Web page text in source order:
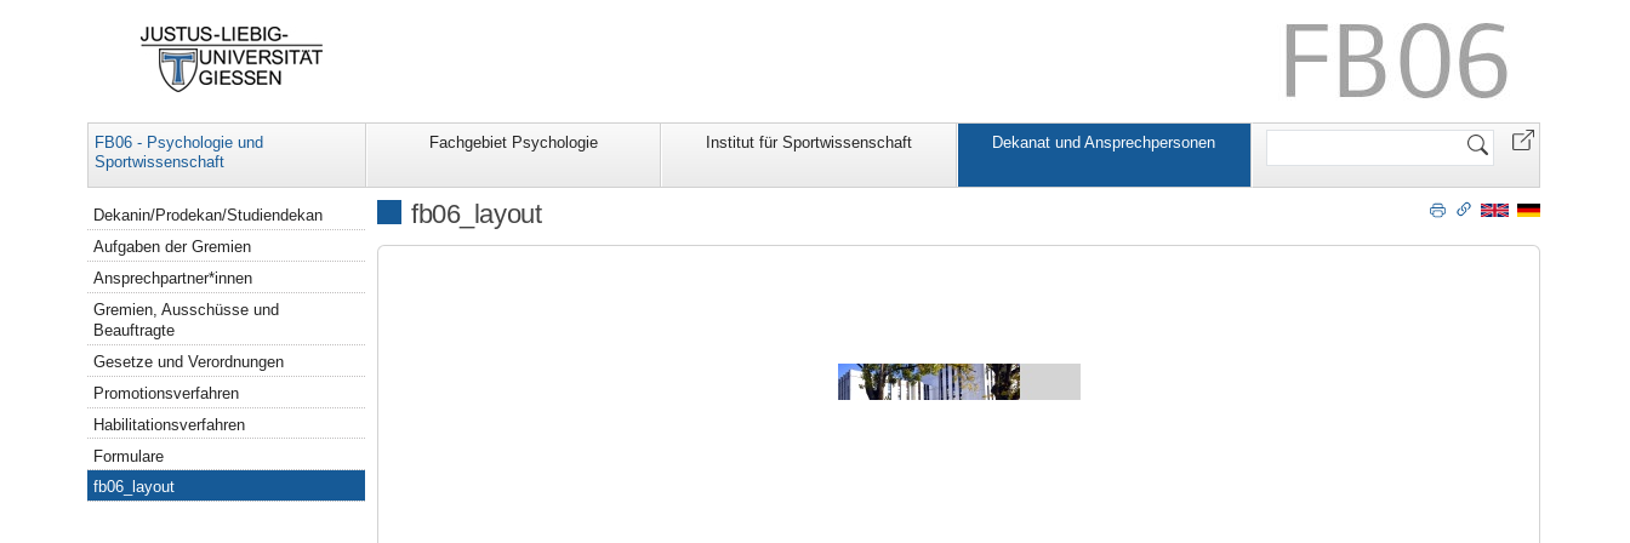
FB06 - Psychologie und
Sportwissenschaft
Fachgebiet Psychologie Institut für Sportwissenschaft Dekanat und Ansprechpersonen
Website
fb06_layout
Navigation
Dekanin/Prodekan/Studiendekan
Aufgaben der Gremien
Ansprechpartner*innen
Gremien, Ausschüsse und
Beauftragte
Gesetze und Verordnungen
Promotionsverfahren
Habilitationsverfahren
Formulare
fb06_layout